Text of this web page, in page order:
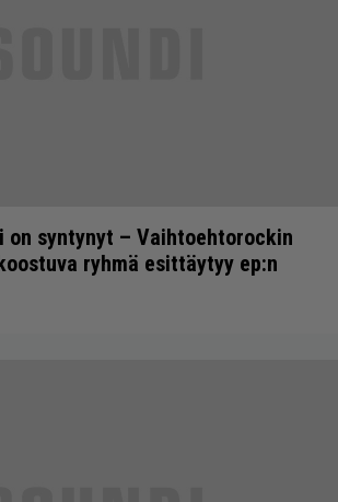
on syntynyt – Vaihtoehtorockin
ryhmä esittäytyy ep:n